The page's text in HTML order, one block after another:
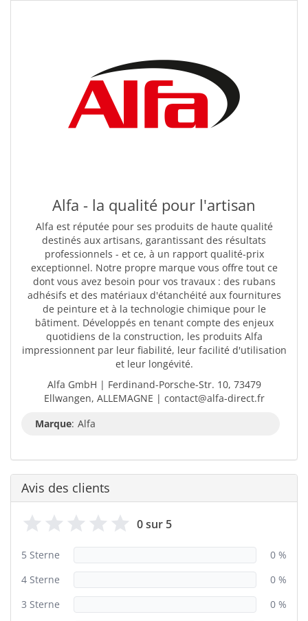
Alfa - la qualité pour l'artisan
Alfa est réputée pour ses produits de haute qualité
destinés aux artisans, garantissant des résultats
professionnels - et ce, à un rapport qualité-prix
exceptionnel. Notre propre marque vous offre tout ce
dont vous avez besoin pour vos travaux : des rubans
adhésifs et des matériaux d'étanchéité aux fournitures
de peinture et à la technologie chimique pour le
bâtiment. Développés en tenant compte des enjeux
quotidiens de la construction, les produits Alfa
impressionnent par leur fiabilité, leur facilité d'utilisation
et leur longévité.
Alfa GmbH | Ferdinand-Porsche-Str. 10, 73479
Ellwangen, ALLEMAGNE | contact@alfa-direct.fr
Marque: Alfa
Avis des clients
0 sur 5
5 Sterne
0 %
4 Sterne
0 %
3 Sterne
0 %